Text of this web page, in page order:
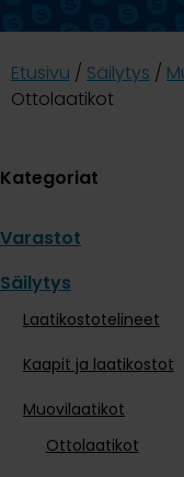
Etusivu / Säilytys /
Ottolaatikot
Kategoriat
Varastot
Säilytys
Laatikostotelineet
Kaapit ja laatikostot
Muovilaatikot
Ottolaatikot